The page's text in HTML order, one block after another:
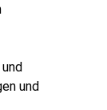
und